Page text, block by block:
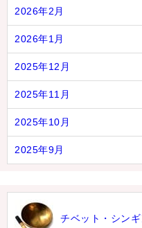
2026年2月
2026年1月
2025年12月
2025年11月
2025年10月
2025年9月
チベット・シン